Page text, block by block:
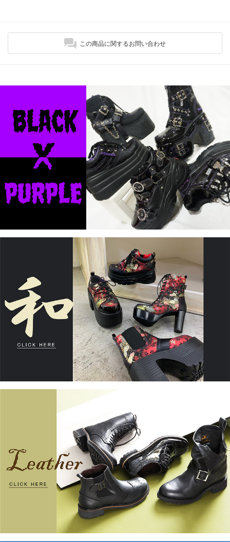
この商品に関するお問い合わせ